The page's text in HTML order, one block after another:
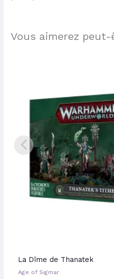
Vous aimerez peut-
La Dîme de Thanatek
Age of Sigmar